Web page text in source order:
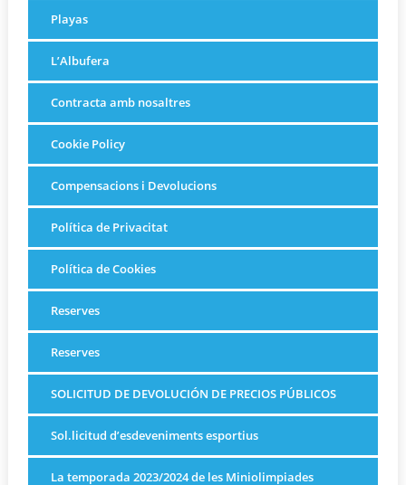
Playas
L’Albufera
Contracta amb nosaltres
Cookie Policy
Compensacions i Devolucions
Política de Privacitat
Política de Cookies
Reserves
Reserves
SOLICITUD DE DEVOLUCIÓN DE PRECIOS PÚBLICOS
Sol.licitud d’esdeveniments esportius
La temporada 2023/2024 de les Miniolimpiades